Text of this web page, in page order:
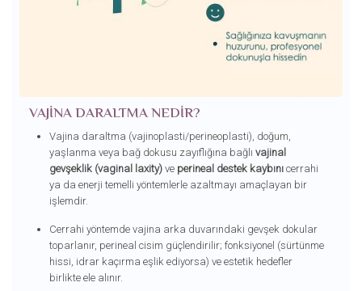
VAJINA DARALTMA NEDIR?
Vajina daraltma (vajinoplasti/perineoplasti), doğum,
yaşlanma veya bağ dokusu zayıflığına bağlı vajinal
gevşeklik (vaginal laxity)ve perineal destek kaybınıcerrahi
ya da enerji temelli yöntemlerle azaltmayı amaçlayan bir
işlemdir.
Cerrahi yöntemde vajina arka duvarındaki gevşek dokular
toparlanır, perineal cisim güçlendirilir; fonksiyonel (sürtünme
hissi, idrar kaçırma eşlik ediyorsa) ve estetik hedefler
birlikte ele alınır.